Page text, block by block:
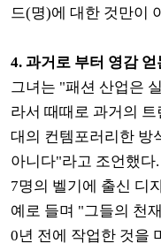
드(명)에 대한 것만이
4. 과거로 부터 영감
그녀는 "패션 산업은
라서 때때로 과거의 트
대의 컨템포러리한 방
아니다"라고 조언했다
7명의 벨기에 출신 디
예로 들며 "그들의 천
0년 전에 작업한 것을